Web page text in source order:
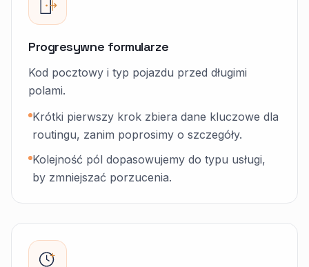
Progresywne formularze
Kod pocztowy i typ pojazdu przed długimi
polami.
Krótki pierwszy krok zbiera dane kluczowe dla
routingu, zanim poprosimy o szczegóły.
Kolejność pól dopasowujemy do typu usługi,
by zmniejszać porzucenia.